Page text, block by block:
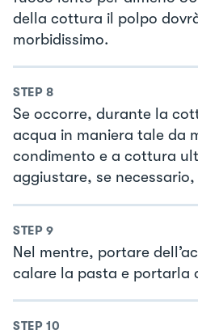
della cottura il polpo
morbidissimo.
STEP 8
Se occorre, durante la
acqua in maniera tale da
condimento e a cottura
aggiustare, se
STEP 9
Nel mentre, portare
calare la pasta e portarla
STEP 10